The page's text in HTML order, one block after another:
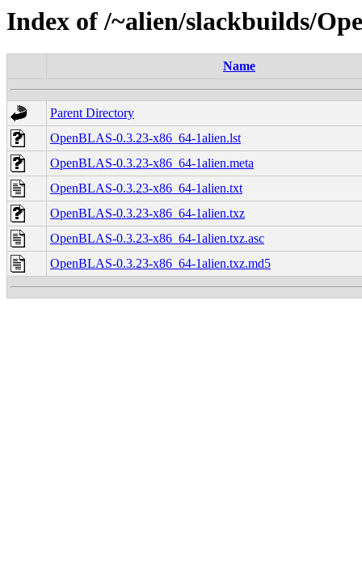
Index of /~alien/slackbuilds/
Name
Parent Directory
OpenBLAS-0.3.23-x86_64-1alien.lst
OpenBLAS-0.3.23-x86_64-1alien.meta
OpenBLAS-0.3.23-x86_64-1alien.txt
OpenBLAS-0.3.23-x86_64-1alien.txz
OpenBLAS-0.3.23-x86_64-1alien.txz.asc
OpenBLAS-0.3.23-x86_64-1alien.txz.md5